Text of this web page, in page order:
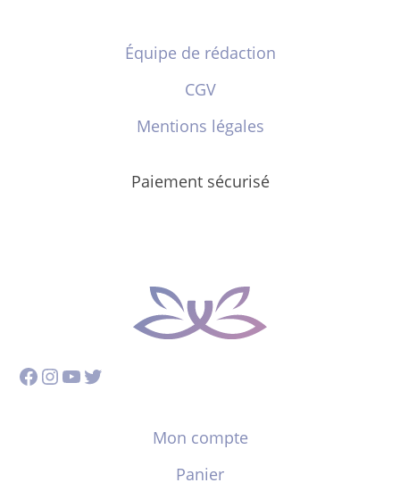
Équipe de rédaction
CGV
Mentions légales
Paiement sécurisé
Facebook
Instagram
YouTube
Twitter
Mon compte
Panier